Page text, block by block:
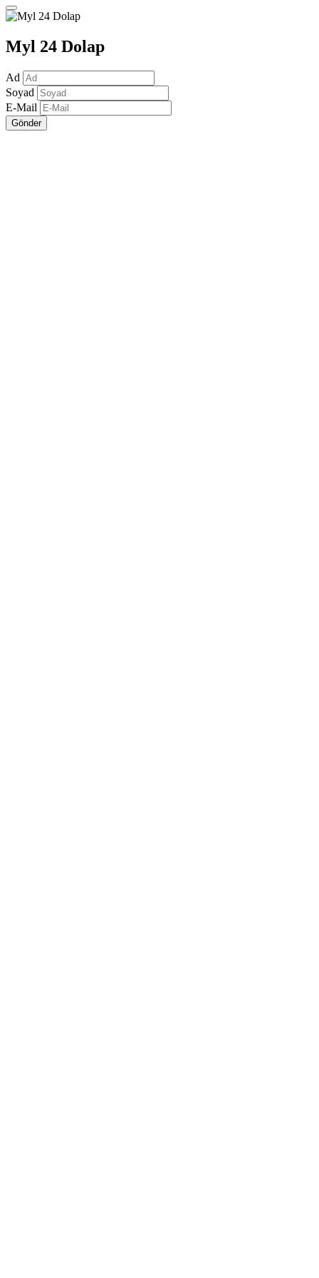
Myl 24 Dolap
Ad
Soyad
E-Mail
Gönder